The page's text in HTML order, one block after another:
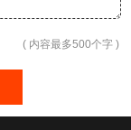
( 内容最多500个字 )